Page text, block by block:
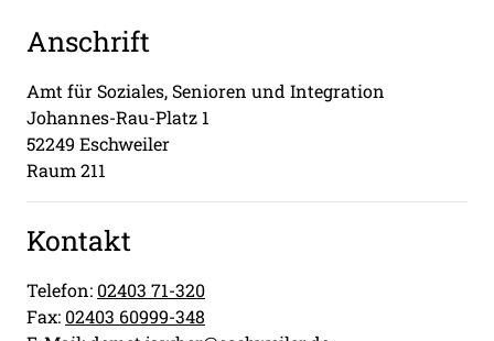
Anschrift
Amt für Soziales, Senioren und Integration
Johannes-Rau-Platz 1
52249 Eschweiler
Raum 211
Kontakt
Telefon: 02403 71-320
Fax: 02403 60999-348